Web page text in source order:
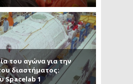
του αγώνα για την
διαστήματος:
Spacelab 1